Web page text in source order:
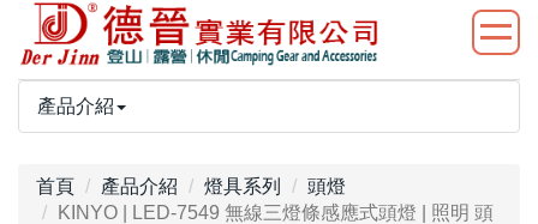
產品介紹
首頁 產品介紹 燈具系列
頭燈
KINYO | LED-7549 無線三燈條感應式頭燈 | 照明 頭